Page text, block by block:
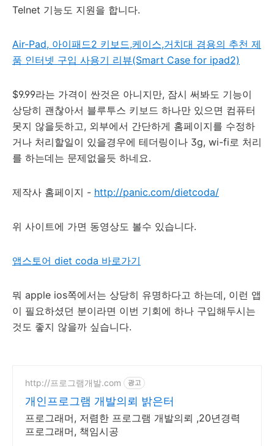
Telnet 기능도 지원을 합니다.
Air-Pad, 아이패드2 키보드,케이스,거치대 겸용의 추천 제
품 인터넷 구입 사용기 리뷰(Smart Case for ipad2)
$9.99라는 가격이 싼것은 아니지만, 잠시 써봐도 기능이
상당히 괜찮아서 블루투스 키보드 하나만 있으면 컴퓨터
못지 않을듯하고, 외부에서 간단하게 홈페이지를 수정하
거나 처리할일이 있을경우에 테더링이나 3g, wi-fi로 처리
를 하는데는 문제없을듯 하네요.
제작사 홈페이지 - http://panic.com/dietcoda/
위 사이트에 가면 동영상도 볼수 있습니다.
앱스토어 diet coda 바로가기
뭐 apple ios쪽에서는 상당히 유명하다고 하는데, 이런 앱
이 필요하셨던 분이라면 이번 기회에 하나 구입해두시는
것도 좋지 않을까 싶습니다.
http://프로그램개발.com 광고
개인프로그램 개발의뢰 밝은터
프로그래머, 저렴한 프로그램 개발의뢰 ,20년경력
프로그래머, 책임시공